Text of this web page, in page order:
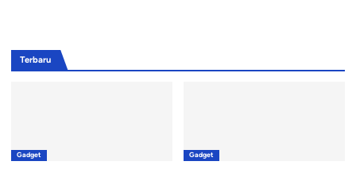
Terbaru
Gadget Gadget